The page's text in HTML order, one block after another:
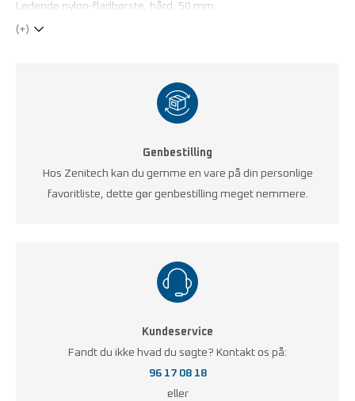
Ledende nylon-fladbørste, hård, 50 mm
(+)
Genbestilling
Hos Zenitech kan du gemme en vare på din personlige
favoritliste, dette gør genbestilling meget nemmere.
Kundeservice
Fandt du ikke hvad du søgte? Kontakt os på:
96 17 08 18
eller